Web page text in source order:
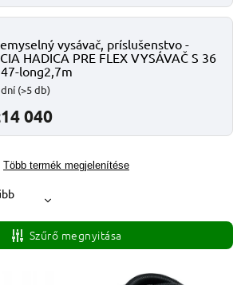
vysávač, príslušenstvo -
HADICA PRE FLEX VYSÁVAČ S 36
47-long2,7m
(>5 db)
040
Több termék megjelenítése
Szűrő megnyitása